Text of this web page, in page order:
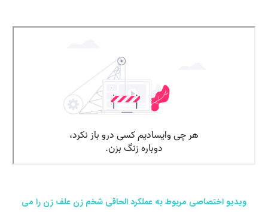
ویدیو اختصاصی مربوط به عملکرد الحاقی شخم زن علف زن را می